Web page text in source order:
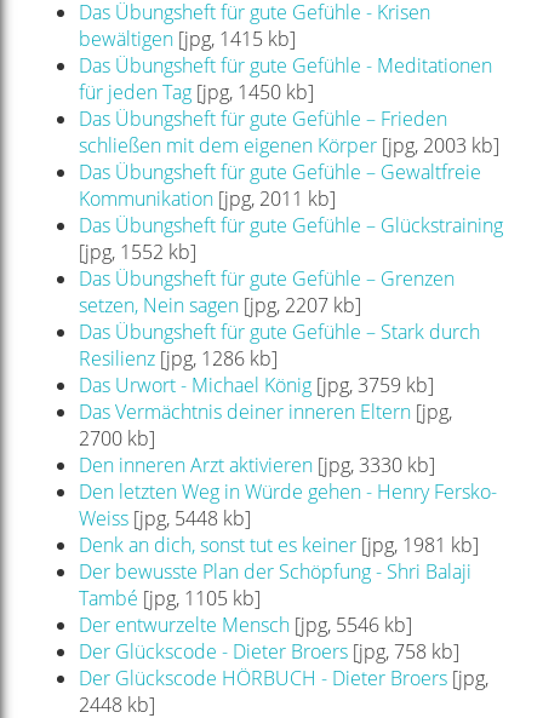
Das Übungsheft für gute Gefühle - Krisen
bewältigen[jpg, 1415 kb]
Das Übungsheft für gute Gefühle - Meditationen
für jeden Tag[jpg, 1450 kb]
Das Übungsheft für gute Gefühle – Frieden
schließen mit dem eigenen Körper[jpg, 2003 kb]
Das Übungsheft für gute Gefühle – Gewaltfreie
Kommunikation[jpg, 2011 kb]
Das Übungsheft für gute Gefühle – Glückstraining
[jpg, 1552 kb]
Das Übungsheft für gute Gefühle – Grenzen
setzen, Nein sagen[jpg, 2207 kb]
Das Übungsheft für gute Gefühle – Stark durch
Resilienz[jpg, 1286 kb]
Das Urwort - Michael König[jpg, 3759 kb]
Das Vermächtnis deiner inneren Eltern[jpg,
2700 kb]
Den inneren Arzt aktivieren[jpg, 3330 kb]
Den letzten Weg in Würde gehen - Henry Fersko-
Weiss[jpg, 5448 kb]
Denk an dich, sonst tut es keiner[jpg, 1981 kb]
Der bewusste Plan der Schöpfung - Shri Balaji
També [jpg, 1105 kb]
Der entwurzelte Mensch[jpg, 5546 kb]
Der Glückscode - Dieter Broers[jpg, 758 kb]
Der Glückscode HÖRBUCH - Dieter Broers[jpg,
2448 kb]